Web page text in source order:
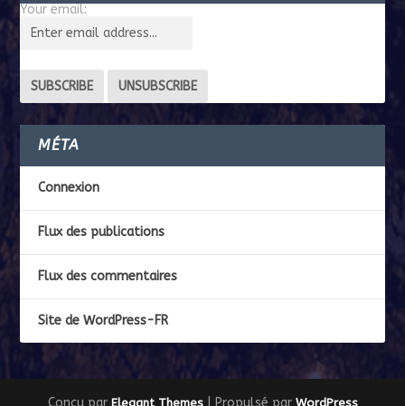
Your email:
MÉTA
Connexion
Flux des publications
Flux des commentaires
Site de WordPress-FR
Conçu par Elegant Themes| Propulsé par WordPress